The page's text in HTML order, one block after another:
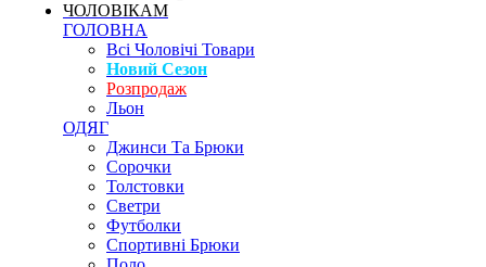
ЧОЛОВІКАМ
ГОЛОВНА
Всі Чоловічі Товари
Новий Сезон
Розпродаж
Льон
ОДЯГ
Джинси Та Брюки
Сорочки
Толстовки
Светри
Футболки
Спортивні Брюки